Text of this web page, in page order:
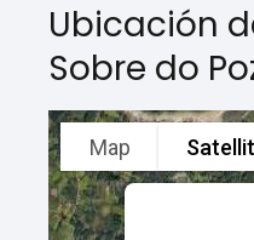
Ubicación
Sobre do
Map